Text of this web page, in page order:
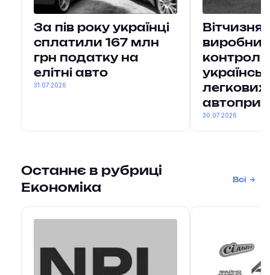
За пів року українці
сплатили 167 млн
грн податку на
елітні авто
31.07.2026
легкових
30.07.2026
Останнє в рубриці
Економіка
Всі